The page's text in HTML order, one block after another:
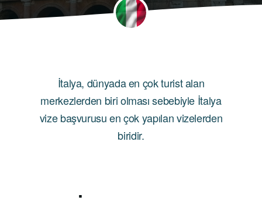
İtalya, dünyada en çok turist alan
merkezlerden biri olması sebebiyle İtalya
vize başvurusu en çok yapılan vizelerden
biridir.